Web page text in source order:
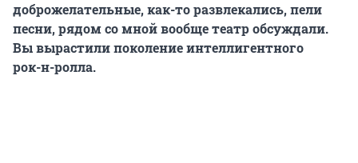
доброжелательные, как-то развлекались, пели
песни, рядом со мной вообще театр обсуждали.
Вы вырастили поколение интеллигентного
рок-н-ролла.